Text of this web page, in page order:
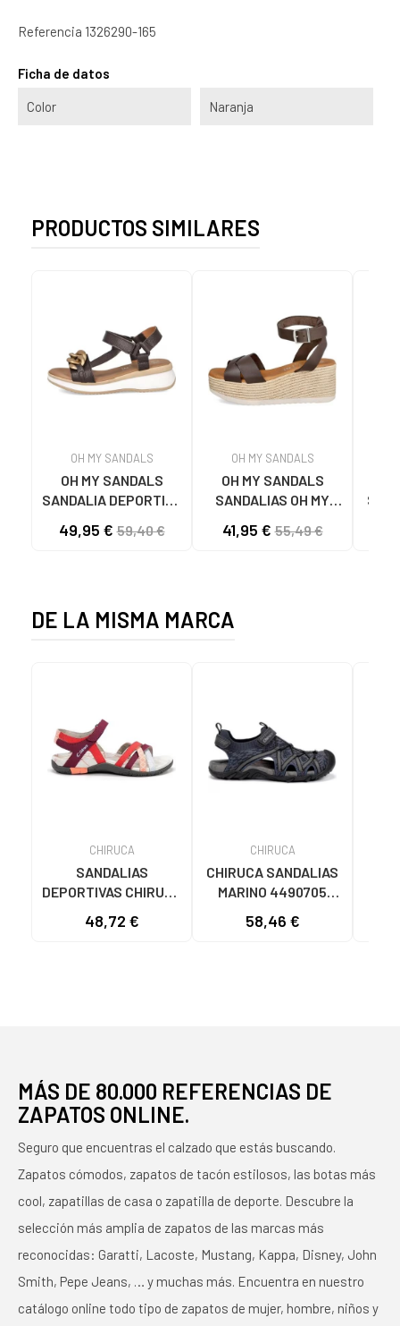
Referencia 1326290-165
Ficha de datos
Color Naranja
PRODUCTOS SIMILARES
OH MY SANDALS
OH MY SANDALS
SANDALIA DEPORTIVA
ESLABONES MARRON
49,95 €59,40 €
OH MY SANDALS
OH MY SANDALS
SANDALIAS OH MY
PLATAFORMA
41,95 €55,49 €
DE LA MISMA MARCA
CHIRUCA
SANDALIAS
DEPORTIVAS CHIRUCA
MUJER - BURDEOS
48,72 €
CHIRUCA
CHIRUCA SANDALIAS
MARINO 4490705
58,46 €
MÁS DE 80.000 REFERENCIAS DE
ZAPATOS ONLINE.
Seguro que encuentras el calzado que estás buscando.
Zapatos cómodos, zapatos de tacón estilosos, las botas más
cool, zapatillas de casa o zapatilla de deporte. Descubre la
selección más amplia de zapatos de las marcas más
reconocidas: Garatti, Lacoste, Mustang, Kappa, Disney, John
Smith, Pepe Jeans, … y muchas más. Encuentra en nuestro
catálogo online todo tipo de zapatos de mujer, hombre, niños y